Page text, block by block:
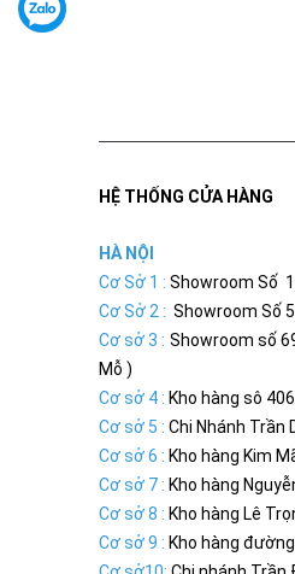
HỆ THỐNG CỬA HÀNG
HÀ NỘI
Cơ Sở 1 : Showroom Số
Cơ Sở 2 : Showroom Số
Cơ sở 3 : Showroom số
Mỗ )
Cơ sở 4 : Kho hàng sô
Cơ sở 5 : Chi Nhánh Trần
Cơ sở 6 : Kho hàng Kim
Cơ sở 7 : Kho hàng
Cơ sở 8 : Kho hàng Lê
Cơ sở 9 : Kho hàng